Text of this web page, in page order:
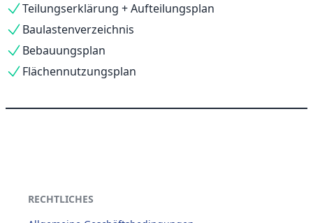
Teilungserklärung + Aufteilungsplan
Baulastenverzeichnis
Bebauungsplan
Flächennutzungsplan
RECHTLICHES